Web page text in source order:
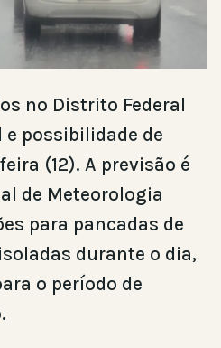
no Distrito Federal
possibilidade de
(12). A previsão é
de Meteorologia
para pancadas de
durante o dia,
o período de